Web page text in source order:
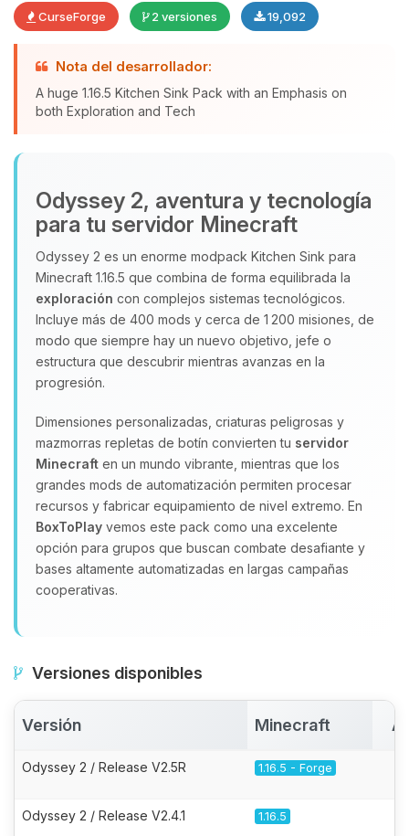
CurseForge 2 versiones 19,092
Nota del desarrollador:
A huge 1.16.5 Kitchen Sink Pack with an Emphasis on
both Exploration and Tech
Odyssey 2, aventura y tecnología
para tu servidor Minecraft
Odyssey 2 es un enorme modpack Kitchen Sink para
Minecraft 1.16.5 que combina de forma equilibrada la
exploración con complejos sistemas tecnológicos.
Incluye más de 400 mods y cerca de 1 200 misiones, de
modo que siempre hay un nuevo objetivo, jefe o
estructura que descubrir mientras avanzas en la
progresión.
Dimensiones personalizadas, criaturas peligrosas y
mazmorras repletas de botín convierten tu servidor
Minecraft en un mundo vibrante, mientras que los
grandes mods de automatización permiten procesar
recursos y fabricar equipamiento de nivel extremo. En
BoxToPlay vemos este pack como una excelente
opción para grupos que buscan combate desafiante y
bases altamente automatizadas en largas campañas
cooperativas.
Versiones disponibles
Versión Minecraft
Odyssey 2 / Release V2.5R 1.16.5 - Forge
Odyssey 2 / Release V2.4.1 1.16.5
Yupi, por fin alguien con quien
hablar! Soy Choupy, tu pequeno
09/08/2026 05:28